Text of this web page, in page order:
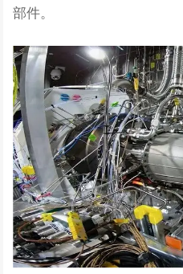
部件。